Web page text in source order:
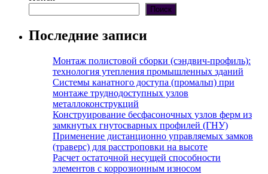
Поиск
Последние записи
Монтаж полистовой сборки (сэндвич-профиль):
технология утепления промышленных зданий
Системы канатного доступа (промальп) при
монтаже труднодоступных узлов
металлоконструкций
Конструирование бесфасоночных узлов ферм из
замкнутых гнутосварных профилей (ГНУ)
Применение дистанционно управляемых замков
(траверс) для расстроповки на высоте
Расчет остаточной несущей способности
элементов с коррозионным износом